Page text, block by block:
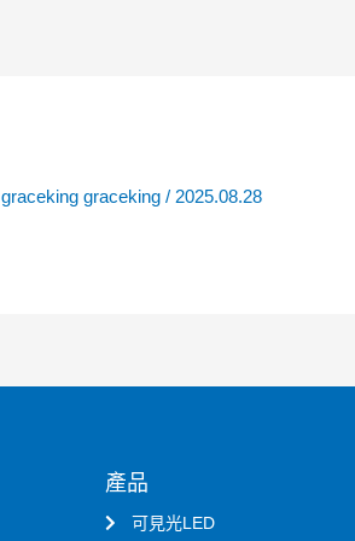
graceking graceking / 2025.08.28
產品
可見光LED